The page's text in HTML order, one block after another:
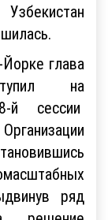
глава
на
й сессии
ряд